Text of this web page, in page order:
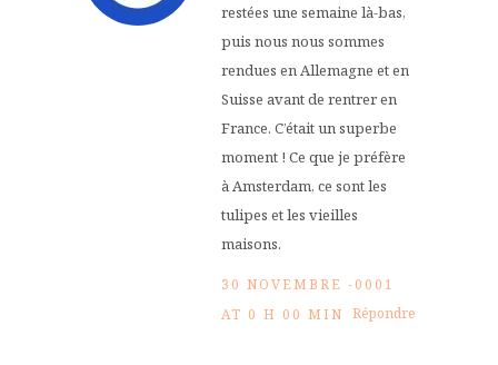
restées une semaine là-bas,
puis nous nous sommes
rendues en Allemagne et en
Suisse avant de rentrer en
France. C’était un superbe
moment ! Ce que je préfère
à Amsterdam, ce sont les
tulipes et les vieilles
maisons.
30 NOVEMBRE -0001
AT 0 H 00 MIN Répondre